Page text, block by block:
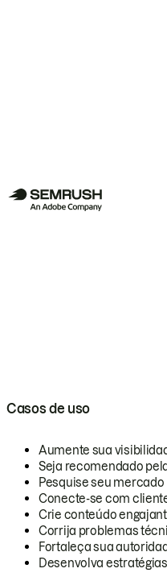
Casos de uso
Aumente sua
Seja recomendado
Pesquise seu mercado
Conecte-se com
Crie conteúdo
Corrija problemas
Fortaleça sua
Desenvolva